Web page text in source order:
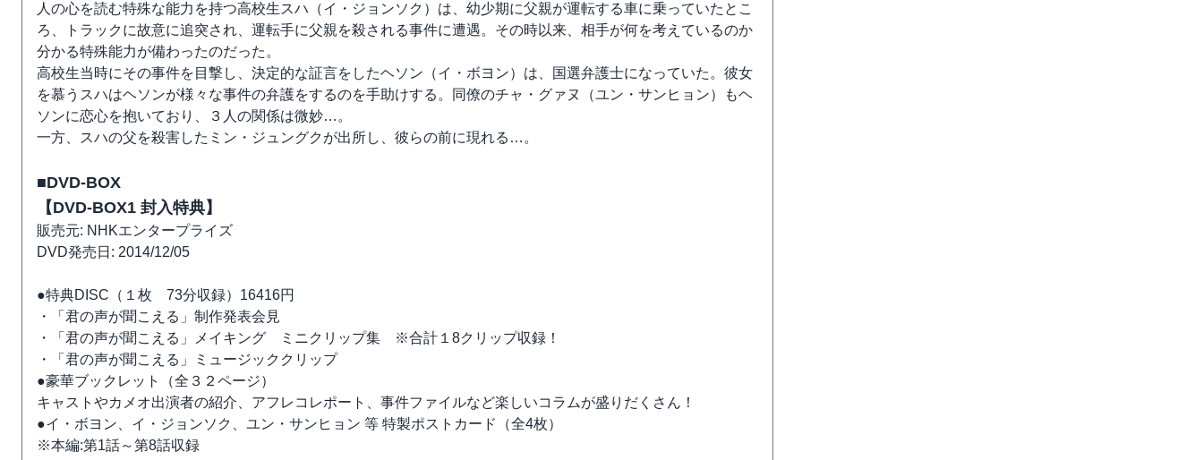
人の心を読む特殊な能力を持つ高校生スハ（イ・ジョンソク）は、幼少期に父親が運転する車に乗っていたとこ
ろ、トラックに故意に追突され、運転手に父親を殺される事件に遭遇。その時以来、相手が何を考えているのか
分かる特殊能力が備わったのだった。
高校生当時にその事件を目撃し、決定的な証言をしたヘソン（イ・ボヨン）は、国選弁護士になっていた。彼女
を慕うスハはヘソンが様々な事件の弁護をするのを手助けする。同僚のチャ・グァヌ（ユン・サンヒョン）もヘ
ソンに恋心を抱いており、３人の関係は微妙…。
一方、スハの父を殺害したミン・ジュングクが出所し、彼らの前に現れる…。
■DVD-BOX
【DVD-BOX1 封入特典】
販売元: NHKエンタープライズ
DVD発売日: 2014/12/05
●特典DISC（１枚 73分収録）16416円
・「君の声が聞こえる」制作発表会見
・「君の声が聞こえる」メイキング ミニクリップ集 ※合計１8クリップ収録！
・「君の声が聞こえる」ミュージッククリップ
●豪華ブックレット（全３２ページ）
キャストやカメオ出演者の紹介、アフレコレポート、事件ファイルなど楽しいコラムが盛りだくさん！
●イ・ボヨン、イ・ジョンソク、ユン・サンヒョン 等 特製ポストカード（全4枚）
※本編:第1話～第8話収録